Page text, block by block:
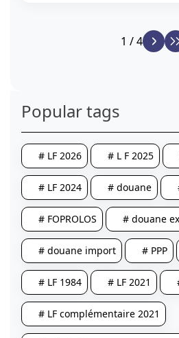
1 / 4
Popular tags
# LF 2026 # L F 2025
# LF 2024 # douane
# FOPROLOS # douane
# douane import # PPP
# LF 1984 # LF 2021
# LF complémentaire 2021